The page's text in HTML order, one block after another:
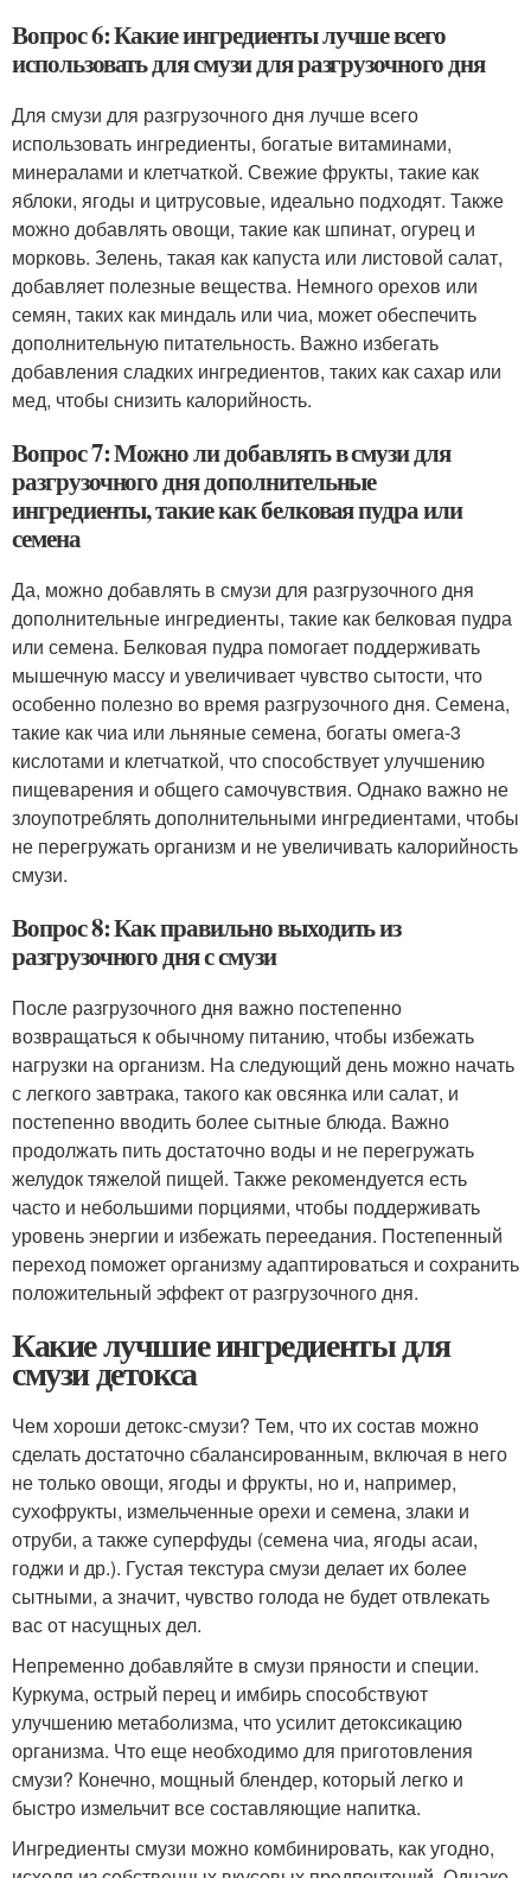
Вопрос 6: Какие ингредиенты лучше всего
использовать для смузи для разгрузочного дня
Для смузи для разгрузочного дня лучше всего
использовать ингредиенты, богатые витаминами,
минералами и клетчаткой. Свежие фрукты, такие как
яблоки, ягоды и цитрусовые, идеально подходят. Также
можно добавлять овощи, такие как шпинат, огурец и
морковь. Зелень, такая как капуста или листовой салат,
добавляет полезные вещества. Немного орехов или
семян, таких как миндаль или чиа, может обеспечить
дополнительную питательность. Важно избегать
добавления сладких ингредиентов, таких как сахар или
мед, чтобы снизить калорийность.
Вопрос 7: Можно ли добавлять в смузи для
разгрузочного дня дополнительные
ингредиенты, такие как белковая пудра или
семена
Да, можно добавлять в смузи для разгрузочного дня
дополнительные ингредиенты, такие как белковая пудра
или семена. Белковая пудра помогает поддерживать
мышечную массу и увеличивает чувство сытости, что
особенно полезно во время разгрузочного дня. Семена,
такие как чиа или льняные семена, богаты омега-3
кислотами и клетчаткой, что способствует улучшению
пищеварения и общего самочувствия. Однако важно не
злоупотреблять дополнительными ингредиентами, чтобы
не перегружать организм и не увеличивать калорийность
смузи.
Вопрос 8: Как правильно выходить из
разгрузочного дня с смузи
После разгрузочного дня важно постепенно
возвращаться к обычному питанию, чтобы избежать
нагрузки на организм. На следующий день можно начать
с легкого завтрака, такого как овсянка или салат, и
постепенно вводить более сытные блюда. Важно
продолжать пить достаточно воды и не перегружать
желудок тяжелой пищей. Также рекомендуется есть
часто и небольшими порциями, чтобы поддерживать
уровень энергии и избежать переедания. Постепенный
переход поможет организму адаптироваться и сохранить
положительный эффект от разгрузочного дня.
Какие лучшие ингредиенты для
смузи детокса
Чем хороши детокс-смузи? Тем, что их состав можно
сделать достаточно сбалансированным, включая в него
не только овощи, ягоды и фрукты, но и, например,
сухофрукты, измельченные орехи и семена, злаки и
отруби, а также суперфуды (семена чиа, ягоды асаи,
годжи и др.). Густая текстура смузи делает их более
сытными, а значит, чувство голода не будет отвлекать
вас от насущных дел.
Непременно добавляйте в смузи пряности и специи.
Куркума, острый перец и имбирь способствуют
улучшению метаболизма, что усилит детоксикацию
организма. Что еще необходимо для приготовления
смузи? Конечно, мощный блендер, который легко и
быстро измельчит все составляющие напитка.
Ингредиенты смузи можно комбинировать, как угодно,